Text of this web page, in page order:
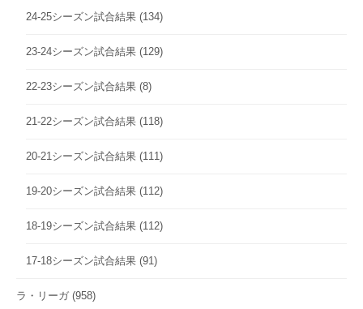
24-25シーズン試合結果 (134)
23-24シーズン試合結果 (129)
22-23シーズン試合結果 (8)
21-22シーズン試合結果 (118)
20-21シーズン試合結果 (111)
19-20シーズン試合結果 (112)
18-19シーズン試合結果 (112)
17-18シーズン試合結果 (91)
ラ・リーガ (958)